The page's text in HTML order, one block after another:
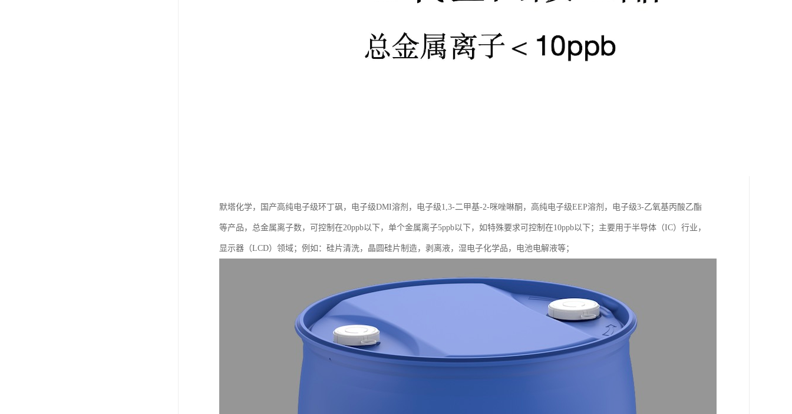
默塔化学，国产高纯电子级环丁砜，电子级DMI溶剂，电子级1,3-二甲基-2-咪唑啉酮，高纯电子级EEP溶剂，电子级3-乙氧基丙酸乙酯
等产品，总金属离子数，可控制在20ppb以下，单个金属离子5ppb以下，如特殊要求可控制在10ppb以下；主要用于半导体（IC）行业，
显示器（LCD）领域；例如：硅片清洗，晶圆硅片制造，剥离液，湿电子化学品，电池电解液等；